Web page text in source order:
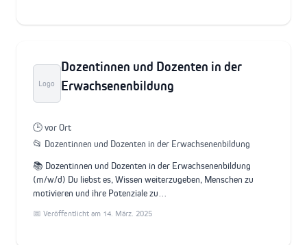
Logo
Dozentinnen und Dozenten in der
Erwachsenenbildung
🕒 vor Ort
📂 Dozentinnen und Dozenten in der Erwachsenenbildung
📚 Dozentinnen und Dozenten in der Erwachsenenbildung
(m/w/d) Du liebst es, Wissen weiterzugeben, Menschen zu
motivieren und ihre Potenziale zu…
📅 Veröffentlicht am 14. März. 2025